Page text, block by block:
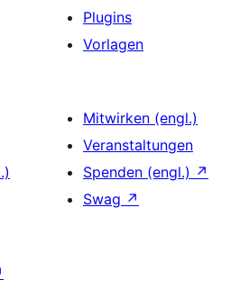
Plugins
Vorlagen
Mitwirken (engl.)
Veranstaltungen
Spenden (engl.) ↗
Swag ↗